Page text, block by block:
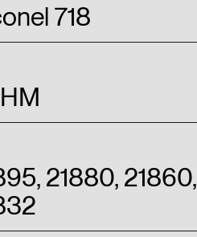
718
21880, 21860,